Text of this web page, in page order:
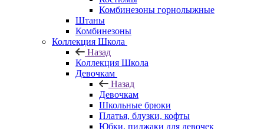
Комбинезоны горнолыжные
Штаны
Комбинезоны
Коллекция Школа
Назад
Коллекция Школа
Девочкам
Назад
Девочкам
Школьные брюки
Платья, блузки, кофты
Юбки, пиджаки для девочек